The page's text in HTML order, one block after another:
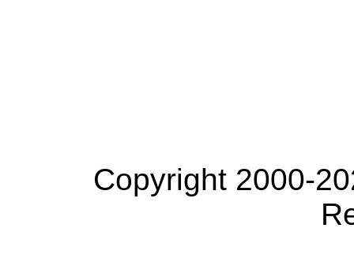
Copyright 2000-